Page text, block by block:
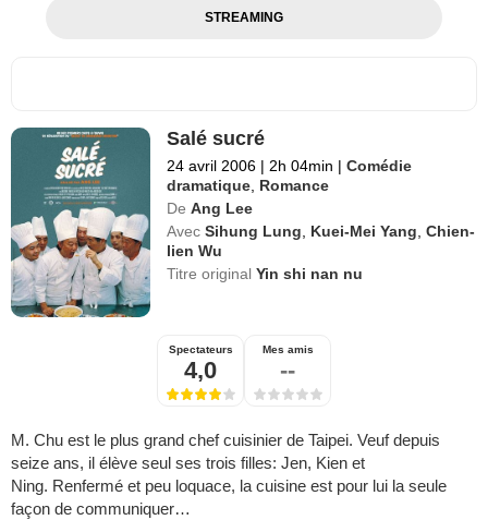
STREAMING
Salé sucré
24 avril 2006 | 2h 04min | Comédie
dramatique, Romance
De Ang Lee
Avec Sihung Lung, Kuei-Mei Yang,Chien-
lien Wu
Titre originalYin shi nan nu
Spectateurs
4,0
Mes amis
--
M. Chu est le plus grand chef cuisinier de Taipei. Veuf depuis
seize ans, il élève seul ses trois filles: Jen, Kien et
Ning. Renfermé et peu loquace, la cuisine est pour lui la seule
façon de communiquer…